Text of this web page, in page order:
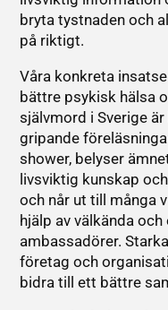
bryta tystnaden och
på riktigt.
Våra konkreta
bättre psykisk hälsa
självmord i Sverige
gripande
shower, belyser
livsviktig kunskap
och når ut till många
hjälp av välkända
ambassadörer.
företag och
bidra till ett bättre